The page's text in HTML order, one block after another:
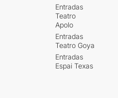
Entradas
Teatro
Apolo
Entradas
Teatro Goya
Entradas
Espai Texas